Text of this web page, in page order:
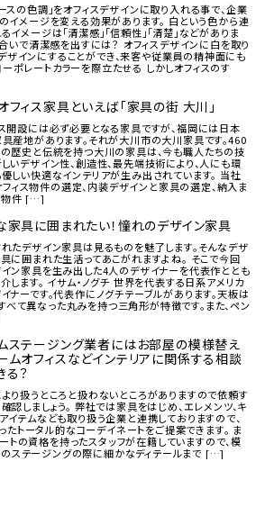
スの色調」をオフィスデザインに取り入れる事で、企業
イメージを変える効果があります。 白という色から連
イメージは「清潔感」「信頼性」「清楚」などがありま
いで清潔感を出すには？ オフィスデザインに白を取り
ザインにすることができ、来客や従業員の精神面にも
ポレートカラーを際立たせる しかしオフィスのす
フィス家具といえば「家具の街 大川」
開設には必ず必要となる家具ですが、福岡には日本
産地があります。それが大川市の大川家具です。460
歴史と伝統を持つ大川の家具は、今も職人たちの技
いデザイン性、創造性、最先端技術により、人にも環
しい快適なインテリアが生み出されています。 当社
ィス物件の選定、内装デザインと家具の選定、納入ま
物件 […]
家具に囲まれたい！憧れのデザイン家具
たデザイン家具は見るものを魅了します。そんなデザ
に囲まれた生活ってあこがれますよね。 そこで今回
ン家具を生み出した4人のデザイナーを代表作ととも
します。 イサム・ノグチ 世界を代表する日系アメリカ
ナーです。代表作にノグチテーブルがあります。天板は
べて異なった丸みを持つ三角形が特徴です。また、ペン
ステージング業者にはお部屋の模様替え
ムオフィスなどインテリアに関係する相談
る？
り扱うところと扱わないところがありますので依頼す
認しましょう。 弊社では家具をはじめ、エレメンツ、キ
イテムなども取り扱う企業と連携しておりますので、
トータル的なコーデイネートをご提案できます。 ま
トの資格を持ったスタッフが在籍していますので、模
のステージングの際に細かなディテールまで […]